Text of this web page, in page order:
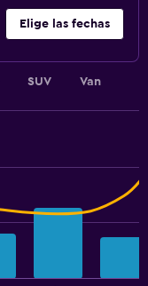
Elige las fechas
SUV Van